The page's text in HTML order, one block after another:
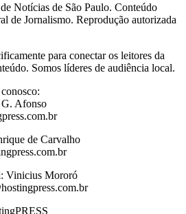
Notícias de São Paulo. Conteúdo
de Jornalismo. Reprodução autorizada
para conectar os leitores da
Somos líderes de audiência local.
Afonso
de Carvalho
Vinicius Mororó